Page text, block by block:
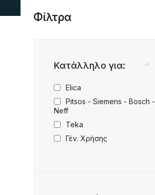
Φίλτρα
Κατάλληλο για:
Elica
Pitsos - Siemens - Bosch -
Neff
Teka
Γέν. Χρήσης